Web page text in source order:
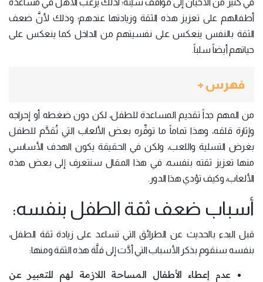
في كثير من الأحيان إلى مواقف سيِّئة؛ لذلك يرغب الأهل في مساعدة
أطفالهم على تعزيز هذه الثقة وزيادتها عندهم؛ وذلك لأنَّ ضعف
الثقة بالنفس ينعكس على نفسيتهم من الداخل كما ينعكس على
حياتهم أيضاً سلباً.
فهرس +
من المهم جداً تقديم المساعدة للطفل، لكن دون ضغطه أو إحراجه
وإثارة قلقه، وهذا تماماً ما توفِّره بعض الألعاب التي تُقدَّم للطفل
بغرض التسلية واللعب، ولكن في الحقيقة يكون الهدف الأساسي
منها تعزيز ثقته بنفسه، في هذا المقال سنتعرف إلى بعض هذه
الألعاب، وكيف تؤدي هذا الدور.
أسباب ضعف ثقة الطفل بنفسه:
قبل البدء بالحديث عن الطرائق التي تساعد على زيادة ثقة الطفل،
بنفسه سنقوم بذكر الأسباب التي أدَّت إلى قلَّة هذه الثقة ومنها:
عدم إعطاء الأطفال المساحة اللازمة لهم للتعبير عن